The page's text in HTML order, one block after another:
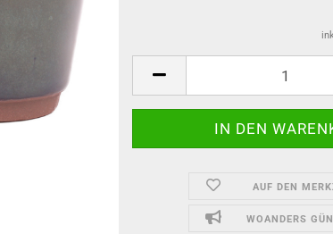
AUF DEN
WOANDERS